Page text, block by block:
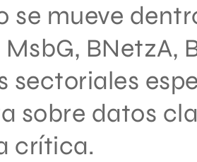
se mueve
BNetzA,
sobre datos
crítica.